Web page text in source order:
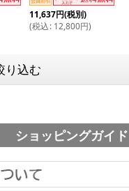
11,637円(税別)
(税込: 12,800円)
り込む
ショッピングガイド